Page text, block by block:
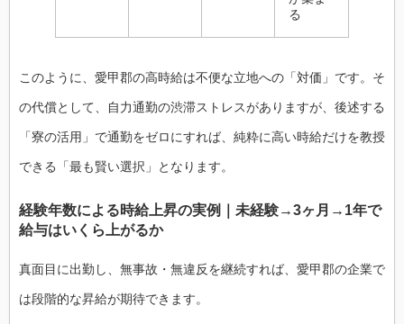
る
このように、愛甲郡の高時給は不便な立地への「対価」です。そ
の代償として、自力通勤の渋滞ストレスがありますが、後述する
「寮の活用」で通勤をゼロにすれば、純粋に高い時給だけを教授
できる「最も賢い選択」となります。
経験年数による時給上昇の実例｜未経験→3ヶ月→1年で
給与はいくら上がるか
真面目に出勤し、無事故・無違反を継続すれば、愛甲郡の企業で
は段階的な昇給が期待できます。